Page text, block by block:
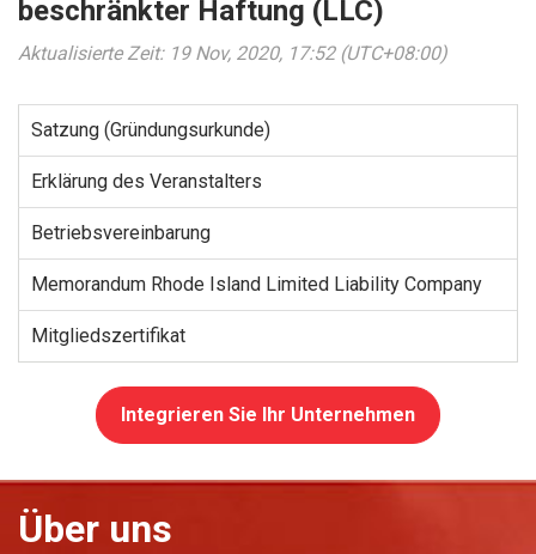
beschränkter Haftung (LLC)
Aktualisierte Zeit: 19 Nov, 2020, 17:52 (UTC+08:00)
Satzung (Gründungsurkunde)
Erklärung des Veranstalters
Betriebsvereinbarung
Memorandum Rhode Island Limited Liability Company
Mitgliedszertifikat
Integrieren Sie Ihr Unternehmen
Über uns